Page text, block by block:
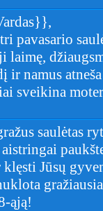
pavasario
laimę,
ir namus
sveikina
saulėtas
Jūsų
ąją!